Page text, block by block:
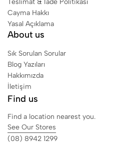
Teslimat & İade Politikası
Cayma Hakkı
Yasal Açıklama
About us
Sık Sorulan Sorular
Blog Yazıları
Hakkımızda
İletişim
Find us
Find a location nearest you.
See Our Stores
(08) 8942 1299